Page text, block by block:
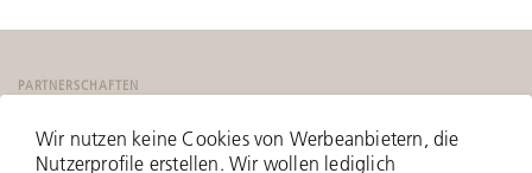
PARTNERSCHAFTEN
Wir nutzen keine Cookies von Werbeanbietern, die
Nutzerprofile erstellen. Wir wollen lediglich